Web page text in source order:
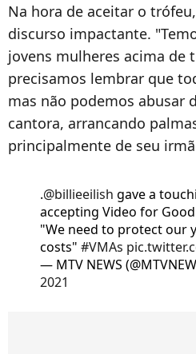
Na hora de aceitar o
discurso impactante.
jovens mulheres acima de
precisamos lembrar que
mas não podemos abusar
cantora, arrancando
principalmente de seu
.@billieeilish gave a
accepting Video for
"We need to protect our
costs" #VMAs
— MTV NEWS
2021